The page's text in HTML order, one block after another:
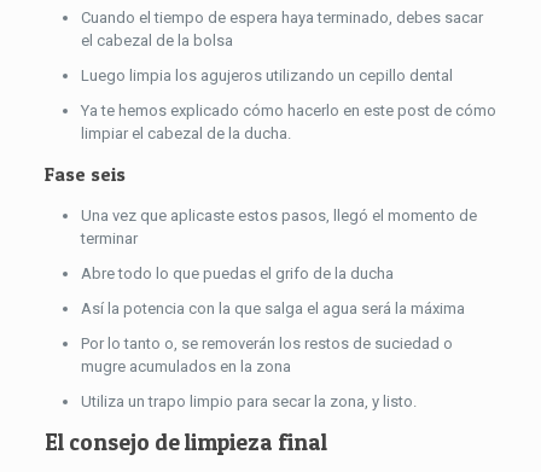
Cuando el tiempo de espera haya terminado, debes sacar
el cabezal de la bolsa
Luego limpia los agujeros utilizando un cepillo dental
Ya te hemos explicado cómo hacerlo en este post de cómo
limpiar el cabezal de la ducha.
Fase seis
Una vez que aplicaste estos pasos, llegó el momento de
terminar
Abre todo lo que puedas el grifo de la ducha
Así la potencia con la que salga el agua será la máxima
Por lo tanto o, se removerán los restos de suciedad o
mugre acumulados en la zona
Utiliza un trapo limpio para secar la zona, y listo.
El consejo de limpieza final